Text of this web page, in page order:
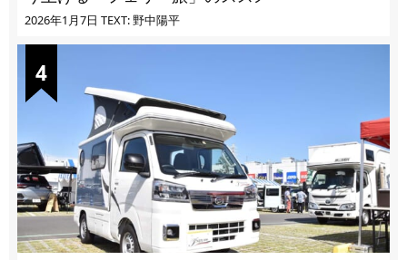
2026年1月7日 TEXT: 野中陽平